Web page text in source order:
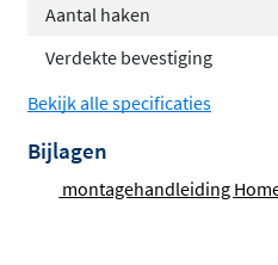
Verdekte bevestiging
Inclusief
Flexibele montage:
lijmen
Aantal haken
Verdekte bevestiging
Bekijk alle specificaties
Bijlagen
montagehandleiding